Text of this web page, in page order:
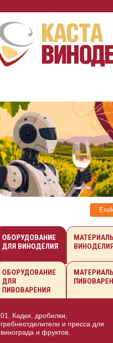
ОБОРУДОВАНИЕ
ДЛЯ ВИНОДЕЛИЯ
ОБОРУДОВАНИЕ
ДЛЯ
ПИВОВАРЕНИЯ
01. Кадки, дробилки,
гребнеотделители и пресса для
винограда и фруктов.